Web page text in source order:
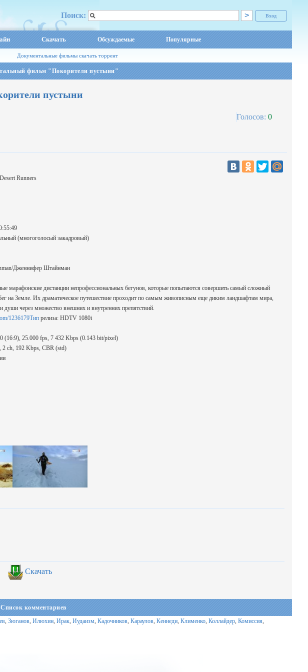
Вход
Поиск:
Скачать Обсуждаемые Популярные
Документальные фильмы скачать торрент
фильм "Покорители пустыни"
пустыни
Голосов: 0
Runners
(многоголосый закадровый)
Дженнифер Штайнман
марафонские дистанции непрофессиональных бегунов, которые попытаются совершить самый сложный
на Земле. Их драматическое путешествие проходит по самым живописным еще диким ландшафтам мира,
души через множество внешних и внутренних препятствий.
1236179Тип релиза: HDTV 1080i
(16:9), 25.000 fps, 7 432 Kbps (0.143 bit/pixel)
ch, 192 Kbps, CBR (std)
Скачать
Список комментариев
, Зюганов, Илюхин, Ирак, Иудаизм, Кадочников, Караулов, Кеннеди, Клименко, Коллайдер, Комиссия,